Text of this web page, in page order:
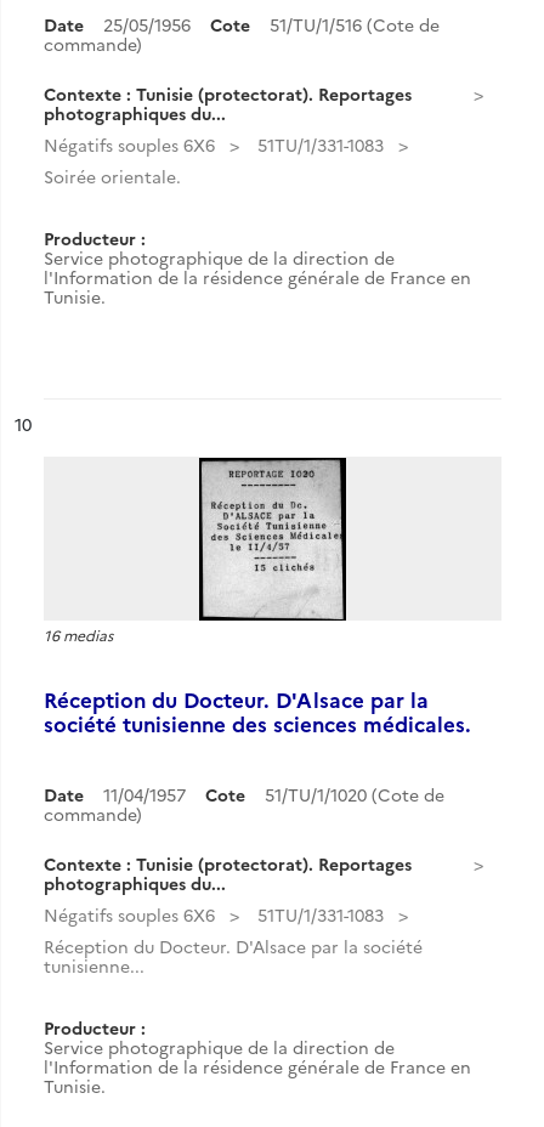
Date 25/05/1956 Cote
51/TU/1/516 (Cote de
commande)
Contexte : Tunisie (protectorat). Reportages
photographiques du...
Négatifs souples 6X6
51TU/1/331-1083
Soirée orientale.
Producteur :
Service photographique de la direction de
l'Information de la résidence générale de France en
Tunisie.
n°
10
16 medias
Réception du Docteur. D'Alsace par la
société tunisienne des sciences médicales.
Date 11/04/1957 Cote
51/TU/1/1020 (Cote de
commande)
Contexte : Tunisie (protectorat). Reportages
photographiques du...
Négatifs souples 6X6
51TU/1/331-1083
Réception du Docteur. D'Alsace par la société
tunisienne...
Producteur :
Service photographique de la direction de
l'Information de la résidence générale de France en
Tunisie.